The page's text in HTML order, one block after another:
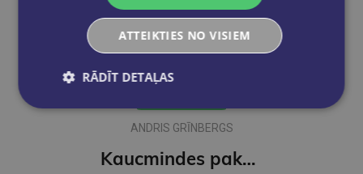
ANDRIS GRĪNBERGS
Kaucmindes pakavs
ATTEIKTIES NO VISIEM
RĀDĪT DETAĻAS